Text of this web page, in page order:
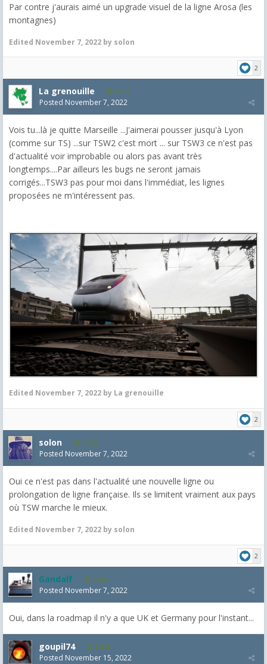
Par contre j'aurais aimé un upgrade visuel de la ligne Arosa (les
montagnes)
Edited November 7, 2022 by solon
2
La grenouille 3,271
Posted November 7, 2022
Vois tu...là je quitte Marseille ...J'aimerai pousser jusqu'à Lyon
(comme sur TS) ...sur TSW2 c'est mort ... sur TSW3 ce n'est pas
d'actualité voir improbable ou alors pas avant très
longtemps....Par ailleurs les bugs ne seront jamais
corrigés...TSW3 pas pour moi dans l'immédiat, les lignes
proposées ne m'intéressent pas.
Edited November 7, 2022 by La grenouille
2
solon 1,548
Posted November 7, 2022
Oui ce n'est pas dans l'actualité une nouvelle ligne ou
prolongation de ligne française. Ils se limitent vraiment aux pays
où TSW marche le mieux.
Edited November 7, 2022 by solon
2
Gandalf 2,463
Posted November 7, 2022
Oui, dans la roadmap il n'y a que UK et Germany pour l'instant...
goupil74 2,545
Posted November 15, 2022